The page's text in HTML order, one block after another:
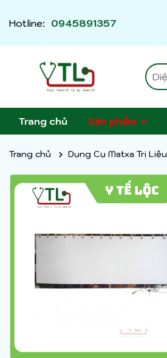
Hotline: 0945891357
Trang chủ Sản phẩm
Trang chủ Dụng Cụ Matxa Trị Liệu